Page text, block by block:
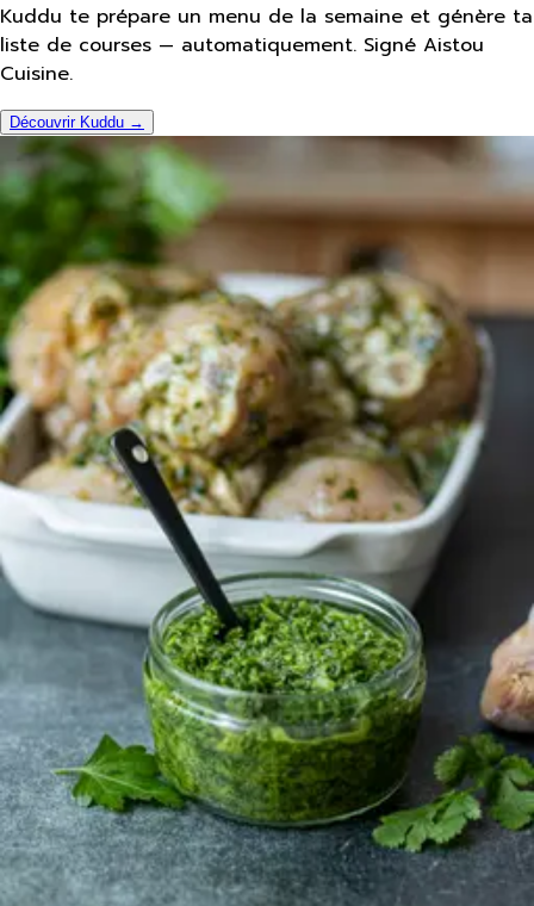
Kuddu te prépare un menu de la semaine et génère ta
liste de courses — automatiquement. Signé Aistou
Cuisine.
Découvrir Kuddu →